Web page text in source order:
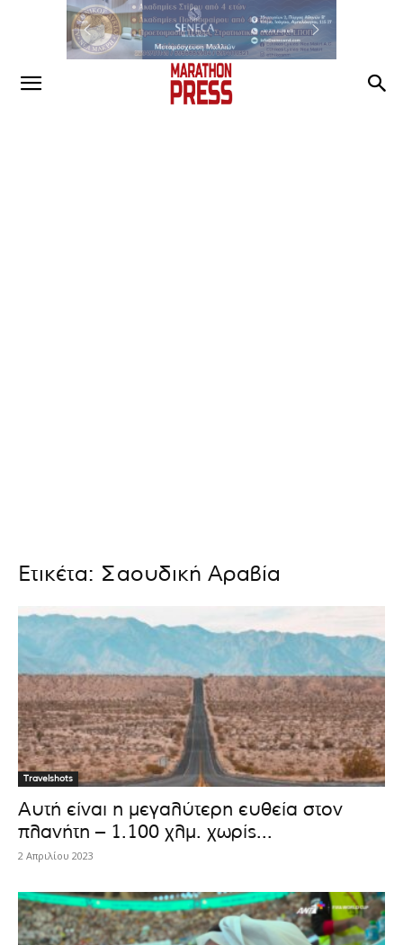
Ετικέτα: Σαουδική Αραβία
Travelshots
Αυτή είναι η μεγαλύτερη ευθεία στον
πλανήτη – 1.100 χλμ. χωρίς...
2 Απριλίου 2023